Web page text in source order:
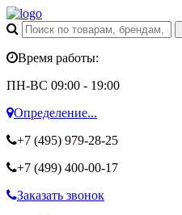
Время работы:
ПН-ВС 09:00 - 19:00
Определение...
+7 (495) 979-28-25
+7 (499) 400-00-17
Заказать звонок